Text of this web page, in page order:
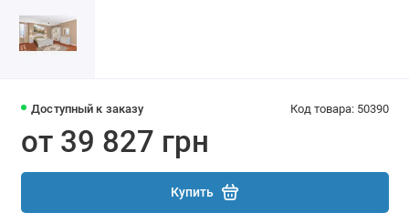
Доступный к заказу Код товара: 50390
от 39 827 грн
Купить